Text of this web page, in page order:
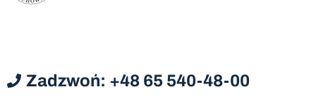
Zadzwoń: +48 65 540-48-00